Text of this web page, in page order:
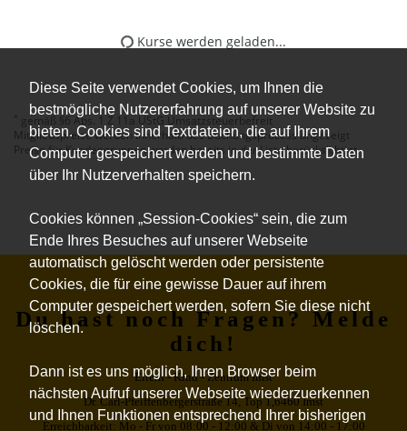
Diese Seite verwendet Cookies, um Ihnen die
bestmögliche Nutzererfahrung auf unserer Website zu
bieten. Cookies sind Textdateien, die auf Ihrem
Computer gespeichert werden und bestimmte Daten
über Ihr Nutzerverhalten speichern.
Cookies können „Session-Cookies“ sein, die zum
Ende Ihres Besuches auf unserer Webseite
automatisch gelöscht werden oder persistente
Cookies, die für eine gewisse Dauer auf ihrem
Computer gespeichert werden, sofern Sie diese nicht
löschen.
Dann ist es uns möglich, Ihren Browser beim
nächsten Aufruf unserer Webseite wiederzuerkennen
und Ihnen Funktionen entsprechend Ihrer bisherigen
Kurse werden geladen...
gemäß §6 Abs. 1 Z 11a UStG Umsatzsteuerbefreit
Mitgliedspreise werden innerhalb des Buchungsprozess angezeigt
Preise für Kundengruppen werden bereits in der Liste berücksichtigt.
Du hast noch Fragen? Melde
dich!
Eltern - Kind - Zentrum Imst
Dr. Carl-Pfeiffenbergerstraße 14, Top 1,6460 Imst
Erreichbarkeit: Mo - Fr von 08:00 - 12:00 & Di von 14:00 - 17:00